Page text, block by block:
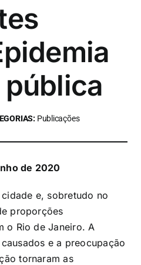
Publicações
de 2020
e, sobretudo no
proporções
o Rio de Janeiro. A
e a preocupação
tornaram as